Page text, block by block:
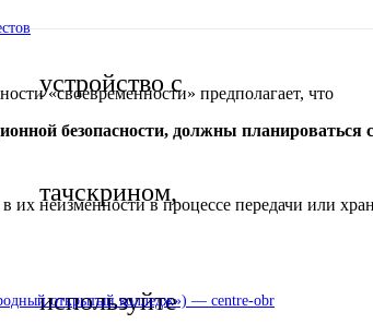
устройство с
тачскрином,
используйте
открытый колледж») — centre-obr
«своевременности» предполагает, что
безопасности, должны планироваться
неизменности в процессе передачи или